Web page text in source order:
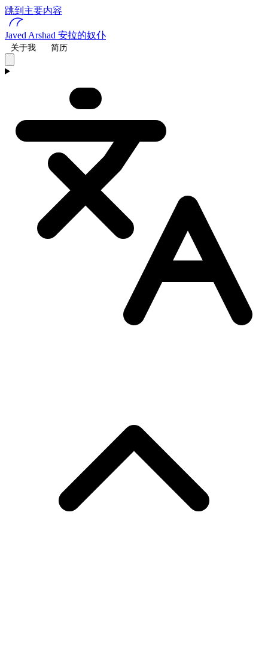
跳到主要内容
Javed Arshad 安拉的奴仆
关于我 简历